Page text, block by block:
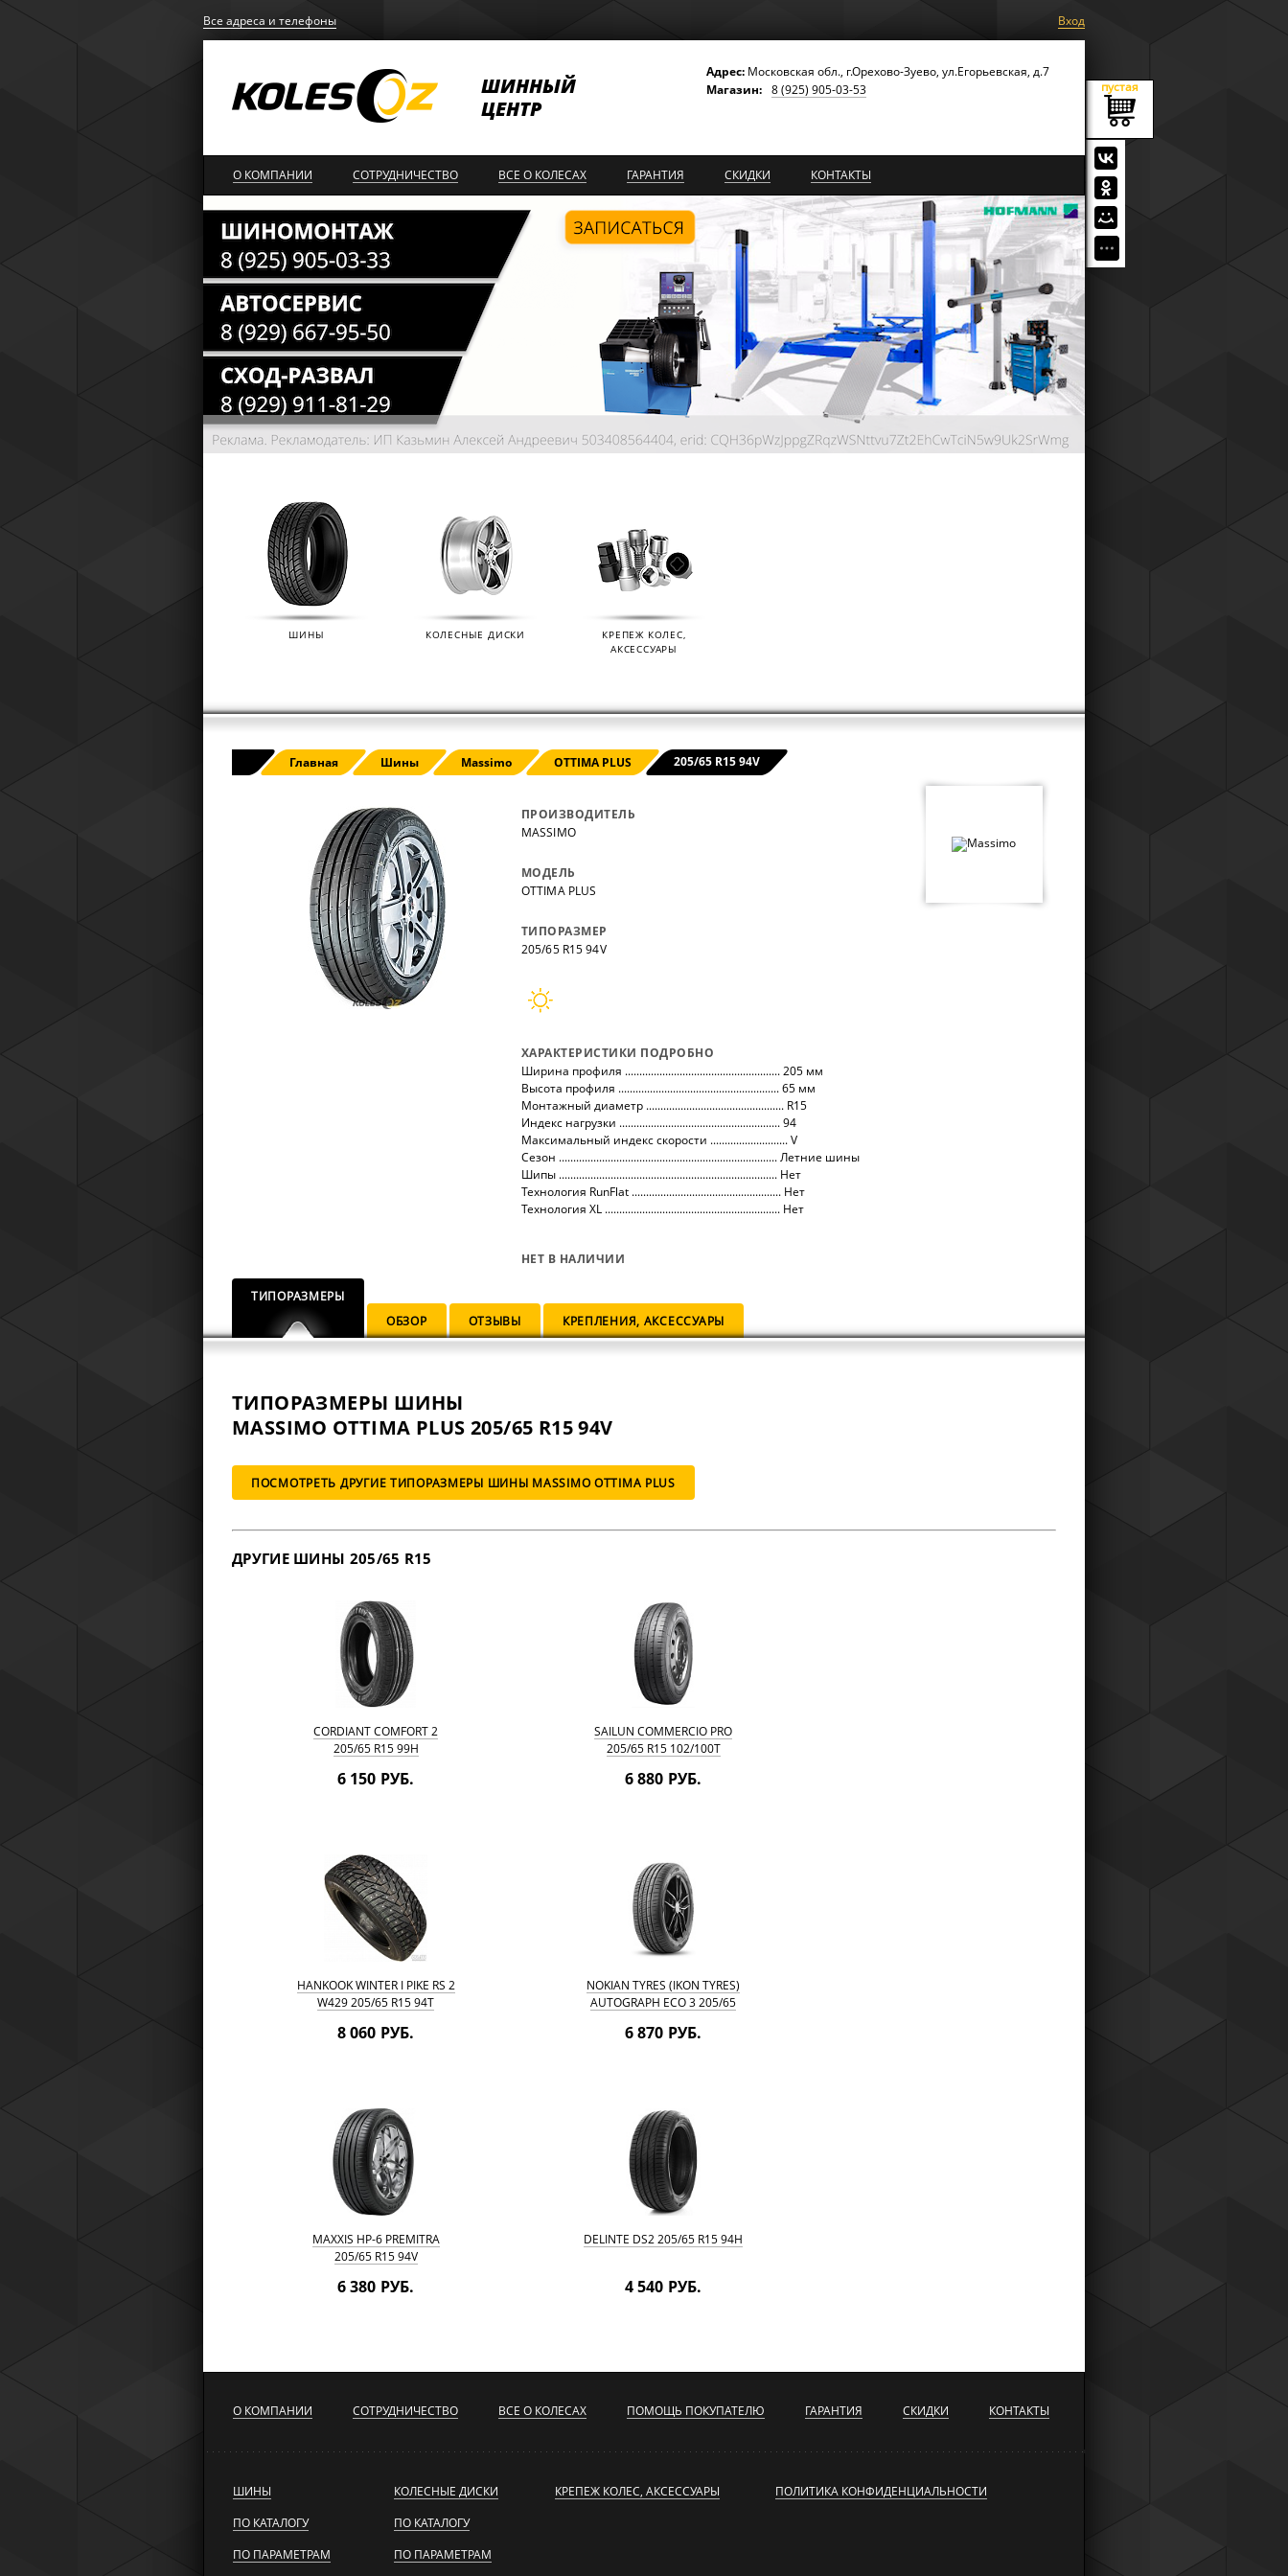
Все адреса и телефоны Вход
пустая
ШИННЫЙ
ЦЕНТР
Адрес: Московская обл., г.Орехово-Зуево, ул.Егорьевская, д.7
Магазин: 8 (925) 905-03-53
О КОМПАНИИ СОТРУДНИЧЕСТВО ВСЕ О КОЛЕСАХ ГАРАНТИЯ СКИДКИ КОНТАКТЫ
РАСШИРЕННАЯ ГАРАНТИЯ NOKIAN
(IKON TYRES)
Расширенная гарантия Nokian Tyres (Ikon
Tyres) защищает от эксплуатационных
повреждений — проколов, порезов,
разрывов и вздутий боковины.
ДАТЧИКИ ДАВЛЕНИЯ В КОЛЕСА
Мы разработали дисконтную систему
ШИНЫ КОЛЕСНЫЕ ДИСКИ
КРЕПЕЖ КОЛЕС,
АКСЕССУАРЫ
Главная Шины Massimo OTTIMA PLUS 205/65 R15 94V
ПРОИЗВОДИТЕЛЬ
MASSIMO
МОДЕЛЬ
OTTIMA PLUS
ТИПОРАЗМЕР
205/65 R15 94V
ХАРАКТЕРИСТИКИ ПОДРОБНО
Ширина профиля ...................................................... 205 мм
Высота профиля ........................................................ 65 мм
Монтажный диаметр ................................................ R15
Индекс нагрузки ........................................................ 94
Максимальный индекс скорости ........................... V
Сезон ............................................................................ Летние шины
Шипы ............................................................................ Нет
Технология RunFlat .................................................... Нет
Технология XL ............................................................. Нет
НЕТ В НАЛИЧИИ
ТИПОРАЗМЕРЫ
ОБЗОР
ОТЗЫВЫ КРЕПЛЕНИЯ, АКСЕССУАРЫ
ТИПОРАЗМЕРЫ ШИНЫ
MASSIMO OTTIMA PLUS 205/65 R15 94V
ПОСМОТРЕТЬ ДРУГИЕ ТИПОРАЗМЕРЫ ШИНЫ MASSIMO OTTIMA PLUS
ДРУГИЕ ШИНЫ 205/65 R15
CORDIANT COMFORT 2
205/65 R15 99H
6 150 РУБ.
SAILUN COMMERCIO PRO
205/65 R15 102/100T
6 880 РУБ.
HANKOOK WINTER I PIKE RS 2
W429 205/65 R15 94T
8 060 РУБ.
NOKIAN TYRES (IKON TYRES)
AUTOGRAPH ECO 3 205/65
6 870 РУБ.
MAXXIS HP-6 PREMITRA
205/65 R15 94V
6 380 РУБ.
DELINTE DS2 205/65 R15 94H
4 540 РУБ.
О КОМПАНИИ СОТРУДНИЧЕСТВО ВСЕ О КОЛЕСАХ ПОМОЩЬ ПОКУПАТЕЛЮ ГАРАНТИЯ СКИДКИ КОНТАКТЫ
ШИНЫ
ПО КАТАЛОГУ
ПО ПАРАМЕТРАМ
КОЛЕСНЫЕ ДИСКИ
ПО КАТАЛОГУ
ПО ПАРАМЕТРАМ
КРЕПЕЖ КОЛЕС, АКСЕССУАРЫ ПОЛИТИКА КОНФИДЕНЦИАЛЬНОСТИ